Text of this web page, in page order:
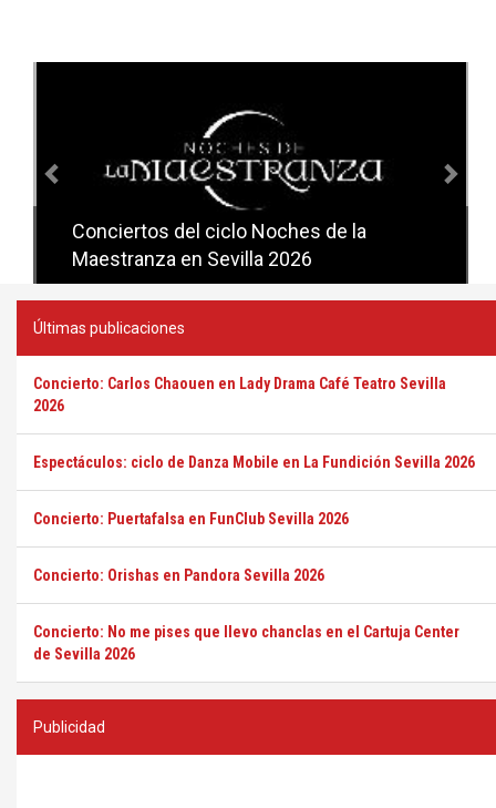
Conciertos del ciclo Noches de la
Maestranza en Sevilla 2026
Conciertos del ciclo Candlelight en
Sevilla
Últimas publicaciones
Concierto: Carlos Chaouen en Lady Drama Café Teatro Sevilla
2026
Espectáculos: ciclo de Danza Mobile en La Fundición Sevilla 2026
Concierto: Puertafalsa en FunClub Sevilla 2026
Concierto: Orishas en Pandora Sevilla 2026
Concierto: No me pises que llevo chanclas en el Cartuja Center
de Sevilla 2026
Publicidad